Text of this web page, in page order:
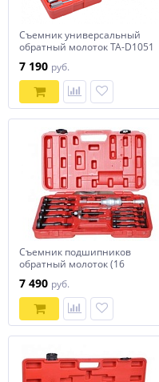
Съемник универсальный
обратный молоток TA-D1051
7 190 руб.
Съемник подшипников
обратный молоток (16
7 490 руб.